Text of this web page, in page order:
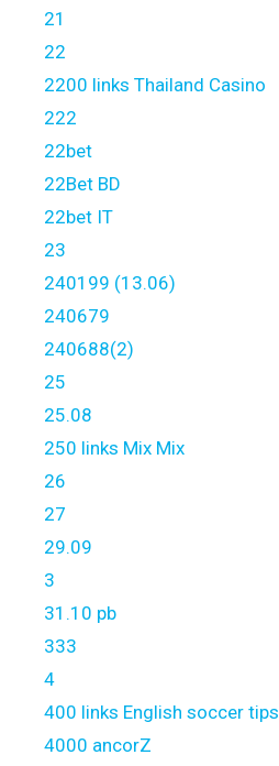
21
22
2200 links Thailand Casino
222
22bet
22Bet BD
22bet IT
23
240199 (13.06)
240679
240688(2)
25
25.08
250 links Mix Mix
26
27
29.09
3
31.10 pb
333
4
400 links English soccer tips
4000 ancorZ